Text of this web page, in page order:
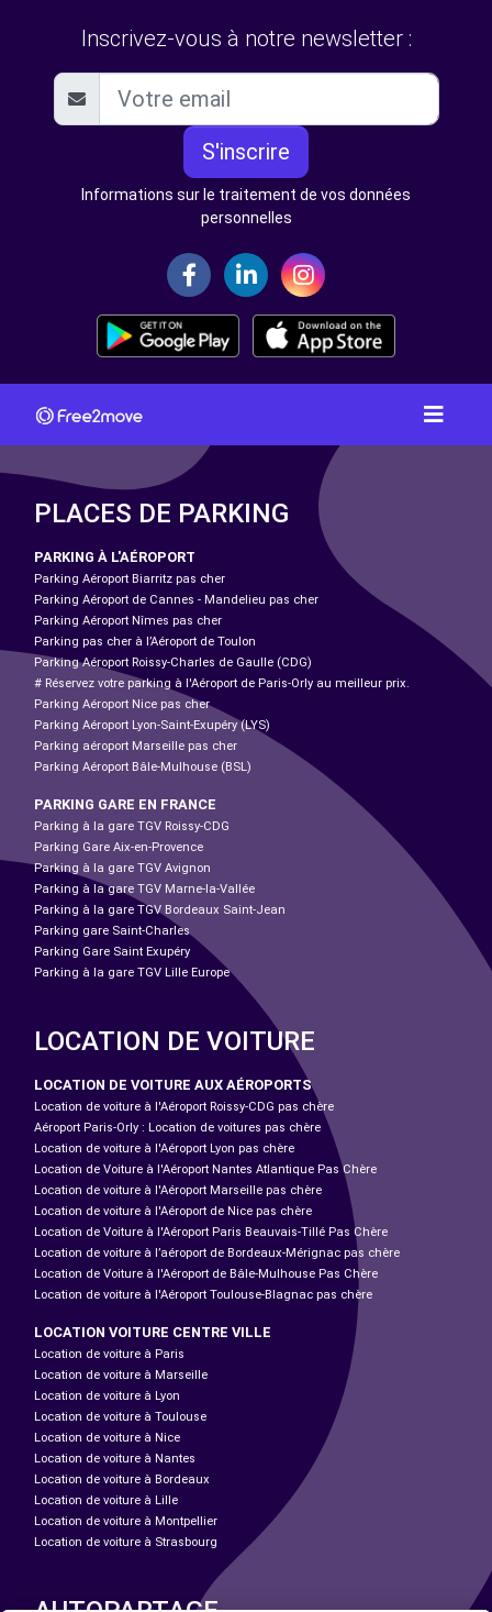
Inscrivez-vous à notre newsletter :
S'inscrire
Informations sur le traitement de vos données
personnelles
PLACES DE PARKING
PARKING À L'AÉROPORT
Parking Aéroport Biarritz pas cher
Parking Aéroport de Cannes - Mandelieu pas cher
Parking Aéroport Nîmes pas cher
Parking pas cher à l’Aéroport de Toulon
Parking Aéroport Roissy-Charles de Gaulle (CDG)
# Réservez votre parking à l'Aéroport de Paris-Orly au meilleur prix.
Parking Aéroport Nice pas cher
Parking Aéroport Lyon-Saint-Exupéry (LYS)
Parking aéroport Marseille pas cher
Parking Aéroport Bâle-Mulhouse (BSL)
PARKING GARE EN FRANCE
Parking à la gare TGV Roissy-CDG
Parking Gare Aix-en-Provence
Parking à la gare TGV Avignon
Parking à la gare TGV Marne-la-Vallée
Parking à la gare TGV Bordeaux Saint-Jean
Parking gare Saint-Charles
Parking Gare Saint Exupéry
Parking à la gare TGV Lille Europe
LOCATION DE VOITURE
LOCATION DE VOITURE AUX AÉROPORTS
Location de voiture à l'Aéroport Roissy-CDG pas chère
Aéroport Paris-Orly : Location de voitures pas chère
Location de voiture à l'Aéroport Lyon pas chère
Location de Voiture à l'Aéroport Nantes Atlantique Pas Chère
Location de voiture à l'Aéroport Marseille pas chère
Location de voiture à l'Aéroport de Nice pas chère
Location de Voiture à l'Aéroport Paris Beauvais-Tillé Pas Chère
Location de voiture à l’aéroport de Bordeaux-Mérignac pas chère
Location de Voiture à l'Aéroport de Bâle-Mulhouse Pas Chère
Location de voiture à l'Aéroport Toulouse-Blagnac pas chère
LOCATION VOITURE CENTRE VILLE
Location de voiture à Paris
Location de voiture à Marseille
Location de voiture à Lyon
Location de voiture à Toulouse
Location de voiture à Nice
Location de voiture à Nantes
Location de voiture à Bordeaux
Location de voiture à Lille
Location de voiture à Montpellier
Location de voiture à Strasbourg